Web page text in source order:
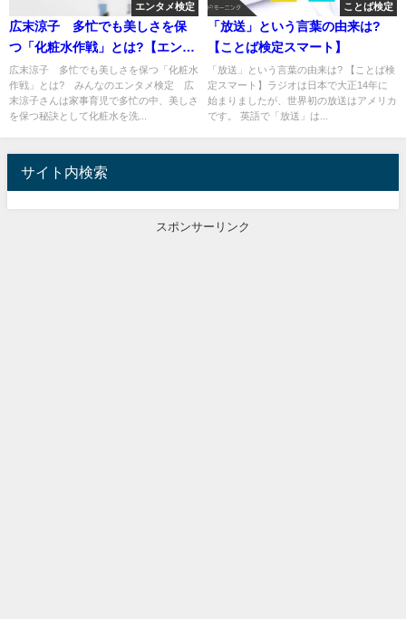
エンタメ検定
広末涼子 多忙でも美しさを保
つ「化粧水作戦」とは?【エンタ
メ検定】
広末涼子 多忙でも美しさを保つ「化粧水
作戦」とは? みんなのエンタメ検定 広
末涼子さんは家事育児で多忙の中、美しさ
を保つ秘訣として化粧水を洗...
ことば検定
「放送」という言葉の由来は?
【ことば検定スマート】
「放送」という言葉の由来は? 【ことば検
定スマート】ラジオは日本で大正14年に
始まりましたが、世界初の放送はアメリカ
です。 英語で「放送」は...
サイト内検索
スポンサーリンク